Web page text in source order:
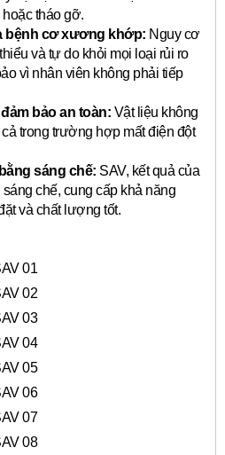
tháo gỡ.
bệnh cơ xương khớp: Nguy cơ
và tự do khỏi mọi loại rủi ro
vì nhân viên không phải tiếp
bảo an toàn: Vật liệu không
trong trường hợp mất điện đột
sáng chế: SAV, kết quả của
chế, cung cấp khả năng
và chất lượng tốt.